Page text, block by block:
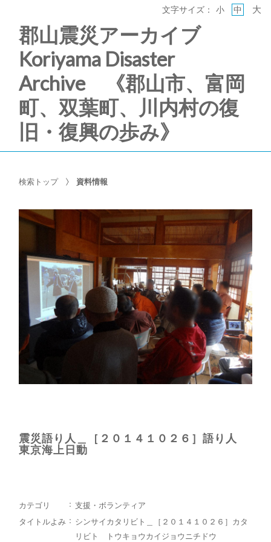
郡山震災アーカイブ
Koriyama Disaster
Archive 《郡山市、富岡
町、双葉町、川内村の復
旧・復興の歩み》
文字サイズ： 小 中 大
検索トップ 資料情報
震災語り人＿［２０１４１０２６］語り人
東京海上日動
カテゴリ
支援・ボランティア
タイトルよみ
シンサイカタリビト＿［２０１４１０２６］カタ
リビト トウキョウカイジョウニチドウ